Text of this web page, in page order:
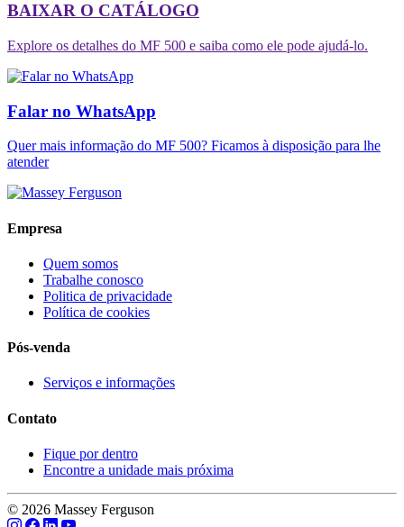
BAIXAR O CATÁLOGO
Explore os detalhes do MF 500 e saiba como ele pode ajudá-lo.
Falar no WhatsApp
Quer mais informação do MF 500? Ficamos à disposição para lhe
atender
Empresa
Quem somos
Trabalhe conosco
Politica de privacidade
Política de cookies
Pós-venda
Serviços e informações
Contato
Fique por dentro
Encontre a unidade mais próxima
© 2026 Massey Ferguson